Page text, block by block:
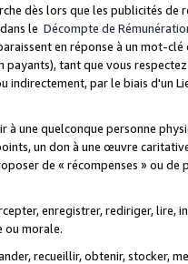
dès lors que les publicités de
le Décompte de
en réponse à un mot-
payants), tant que vous
indirectement, par le biais d'un
à une quelconque personne
un don à une œuvre
de « récompenses » ou
enregistrer, rediriger,
ou morale.
recueillir, obtenir, stocker,